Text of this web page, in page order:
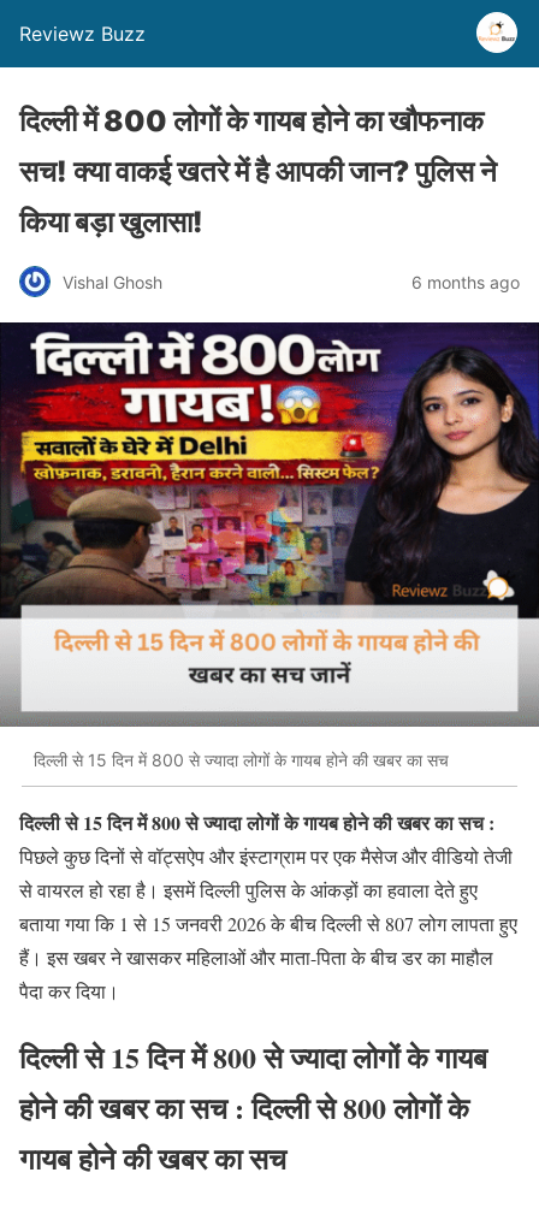
Reviewz Buzz
दिल्ली में 800 लोगों के गायब होने का खौफनाक
सच! क्या वाकई खतरे में है आपकी जान? पुलिस ने
किया बड़ा खुलासा!
Vishal Ghosh 6 months ago
दिल्ली से 15 दिन में 800 से ज्यादा लोगों के गायब होने की खबर का सच
दिल्ली से 15 दिन में 800 से ज्यादा लोगों के गायब होने की खबर का सच :
पिछले कुछ दिनों से वॉट्सऐप और इंस्टाग्राम पर एक मैसेज और वीडियो तेजी
से वायरल हो रहा है। इसमें दिल्ली पुलिस के आंकड़ों का हवाला देते हुए
बताया गया कि 1 से 15 जनवरी 2026 के बीच दिल्ली से 807 लोग लापता हुए
हैं। इस खबर ने खासकर महिलाओं और माता-पिता के बीच डर का माहौल
पैदा कर दिया।
दिल्ली से 15 दिन में 800 से ज्यादा लोगों के गायब
होने की खबर का सच : दिल्ली से 800 लोगों के
गायब होने की खबर का सच